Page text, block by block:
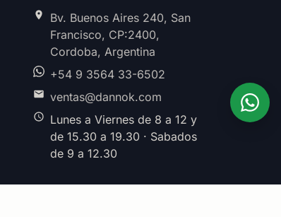
Bv. Buenos Aires 240, San
Francisco, CP:2400,
Cordoba, Argentina
+54 9 3564 33-6502
ventas@dannok.com
Lunes a Viernes de 8 a 12 y
de 15.30 a 19.30 · Sabados
de 9 a 12.30